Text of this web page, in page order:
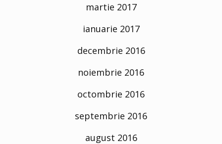
martie 2017
ianuarie 2017
decembrie 2016
noiembrie 2016
octombrie 2016
septembrie 2016
august 2016